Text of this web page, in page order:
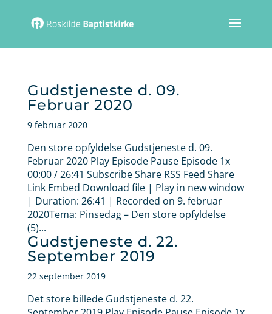
Gudstjeneste d. 09.
Februar 2020
9 februar 2020
Den store opfyldelse Gudstjeneste d. 09.
Februar 2020 Play Episode Pause Episode 1x
00:00 / 26:41 Subscribe Share RSS Feed Share
Link Embed Download file | Play in new window
| Duration: 26:41 | Recorded on 9. februar
2020Tema: Pinsedag – Den store opfyldelse
(5)...
Gudstjeneste d. 22.
September 2019
22 september 2019
Det store billede Gudstjeneste d. 22.